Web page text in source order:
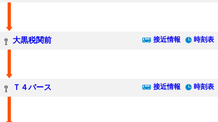
大黒税関前 接近情報 時刻表
Ｔ４バース 接近情報 時刻表